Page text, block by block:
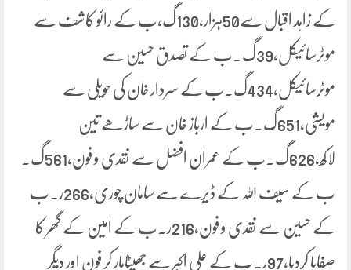
کے زاہد اقبال سے50ہزار،130گ،ب کے رائو کاشف سے
موٹرسائیکل،39گ۔ب کے تصدق حسین سے
موٹرسائیکل،434گ۔ب کے سردار خان کی حویلی سے
مویشی،651گ۔ب کے ارباز خان سے ساڑھے تین
لاکھ،626گ۔ب کے عمران افضل سے نقدی و فون،561گ۔
ب کے سیف اللہ کے ڈیرے سے سامان چوری،266ر۔ب
کے حسین سے نقدی و فون،216ر۔ب کے امین کے گھر کا
صفایا کردیا،97ر۔ب کے علی اکبر سے جھپٹامار کر فون اور دیگر